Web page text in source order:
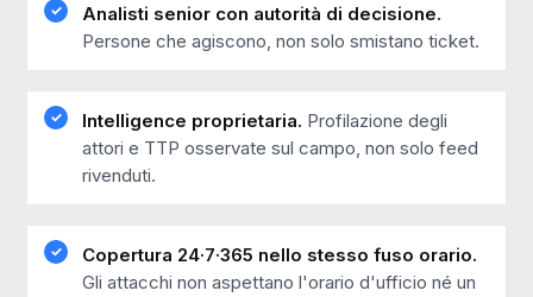
Analisti senior con autorità di decisione.
Persone che agiscono, non solo smistano ticket.
Intelligence proprietaria. Profilazione degli
attori e TTP osservate sul campo, non solo feed
rivenduti.
Copertura 24·7·365 nello stesso fuso orario.
Gli attacchi non aspettano l'orario d'ufficio né un